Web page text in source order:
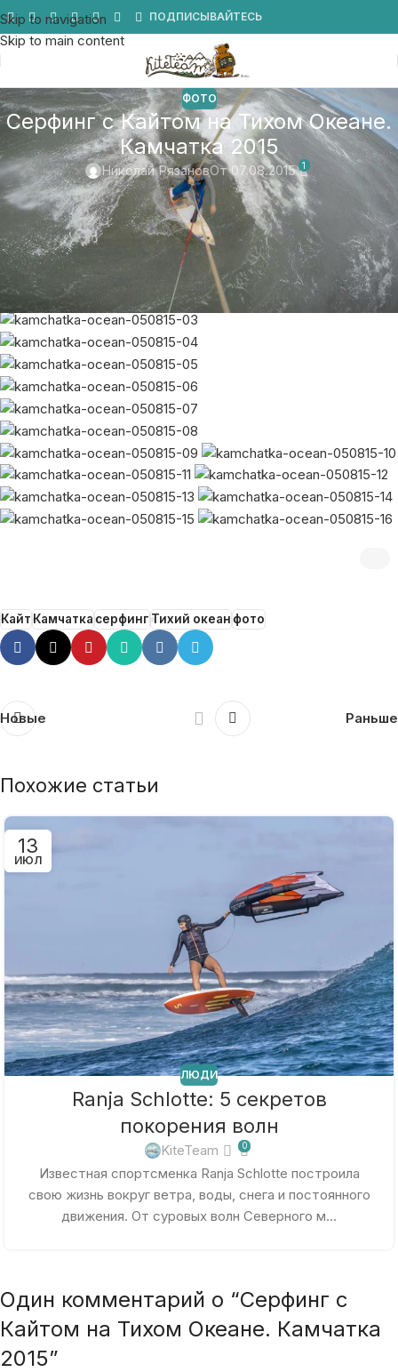
Skip to navigation
Skip to main content
ПОДПИСЫВАЙТЕСЬ
ФОТО
Серфинг с Кайтом на Тихом Океане.
Камчатка 2015
Николай РязановОт 07.08.2015 1
Дождались океанского прогноза, катали два дня
подряд! Океан нормально качнуло!
КайтКамчаткасерфингТихий океанфото
Новые Раньше
Похожие статьи
13
ИЮЛ
ЛЮДИ
Ranja Schlotte: 5 секретов
покорения волн
KiteTeam 0
Известная спортсменка Ranja Schlotte построила
свою жизнь вокруг ветра, воды, снега и постоянного
движения. От суровых волн Северного м...
Один комментарий о “Серфинг с
Кайтом на Тихом Океане. Камчатка
2015”